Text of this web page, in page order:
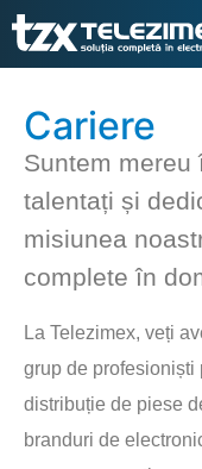
Cariere
Suntem mereu
talentați și
misiunea
complete în
La Telezimex, veți
grup de
distribuție de piese
branduri de